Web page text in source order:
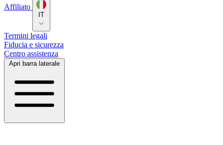
Affiliato
IT
Termini legali
Fiducia e sicurezza
Centro assistenza
Apri barra laterale